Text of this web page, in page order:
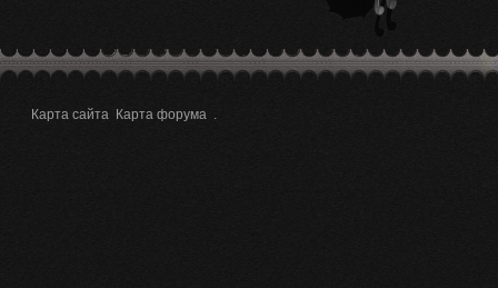
Карта сайта Карта форума